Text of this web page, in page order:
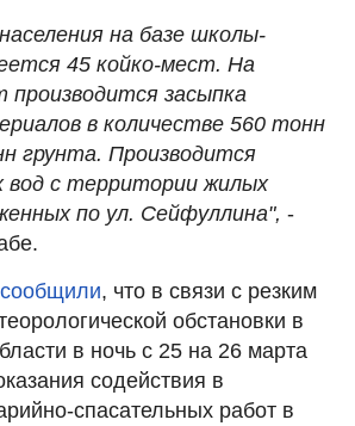
на базе школы-
45 койко-мест. На
засыпка
в количестве 560 тонн
грунта. Производится
вод с территории жилых
по ул. Сейфуллина", -
сообщили, что в связи с резким
обстановки в
в ночь с 25 на 26 марта
содействия в
спасательных работ в